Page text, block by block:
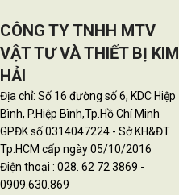
CÔNG TY TNHH MTV
VẬT TƯ VÀ THIẾT BỊ KIM
HẢI
Địa chỉ: Số 16 đường số 6, KDC Hiệp
Bình, P.Hiệp Bình,Tp.Hồ Chí Minh
GPĐK số 0314047224 - Sở KH&ĐT
Tp.HCM cấp ngày 05/10/2016
Điện thoại : 028. 62 72 3869 -
0909.630.869